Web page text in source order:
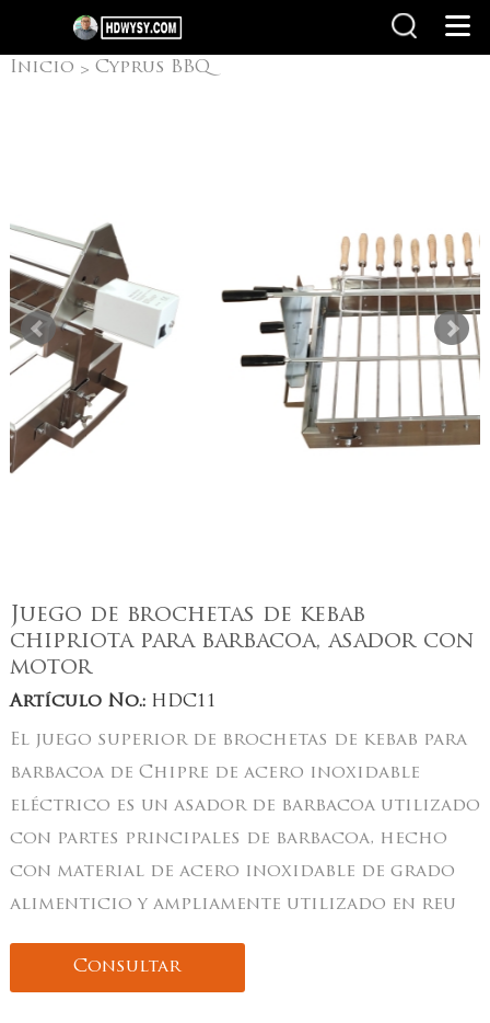
Inicio > Cyprus BBQ
Juego de brochetas de kebab
chipriota para barbacoa, asador con
motor
Artículo No.:HDC11
El juego superior de brochetas de kebab para
barbacoa de Chipre de acero inoxidable
eléctrico es un asador de barbacoa utilizado
con partes principales de barbacoa, hecho
con material de acero inoxidable de grado
alimenticio y ampliamente utilizado en reu
Consultar